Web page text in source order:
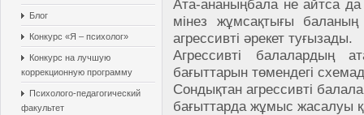
Блог
Конкурс «Я – психолог»
Конкурс на лучшую
коррекционную программу
Психолого-педагогический
факультет
Ата-ананыңбала не айтса да
мінез жұмсақтығы
агрессивті әрекет туғызады.
Агрессивті балалардың
бағыттарын төмендегі
Сондықтан агрессивті
бағыттарда жұмыс жасалуы